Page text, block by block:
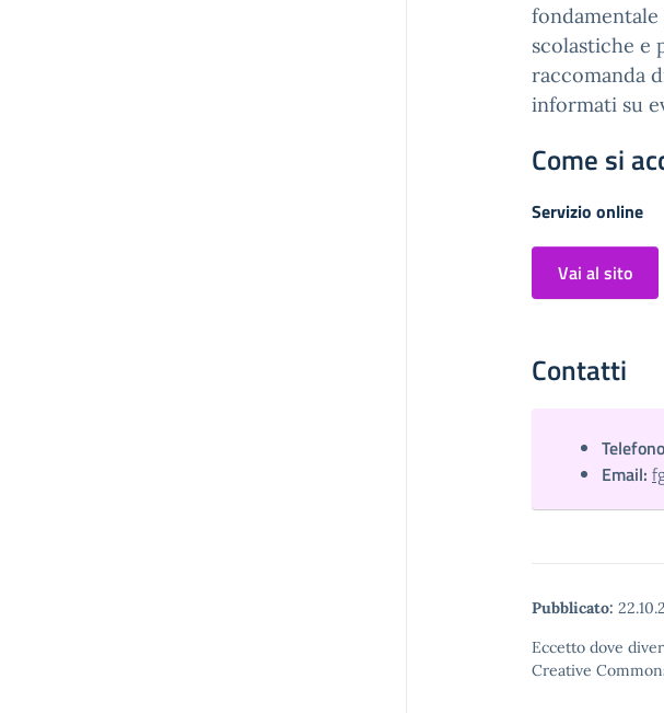
scolastiche e
raccomanda
informati su
Come si
Servizio online
Vai al sito
Contatti
Email:
Pubblicato:
Eccetto dove
Creative